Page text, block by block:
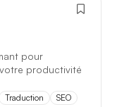
pour
productivité
Traduction SEO